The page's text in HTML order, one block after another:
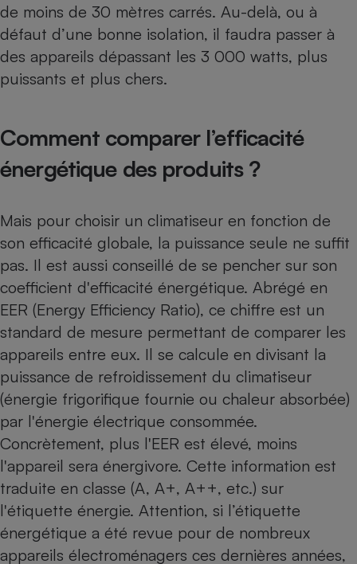
de moins de 30 mètres carrés. Au-delà, ou à
défaut d’une bonne isolation, il faudra passer à
des appareils dépassant les 3 000 watts, plus
puissants et plus chers.
Comment comparer l’efficacité
énergétique des produits ?
Mais pour choisir un climatiseur en fonction de
son efficacité globale, la puissance seule ne suffit
pas. Il est aussi conseillé de se pencher sur son
coefficient d'efficacité énergétique. Abrégé en
EER (Energy Efficiency Ratio), ce chiffre est un
standard de mesure permettant de comparer les
appareils entre eux. Il se calcule en divisant la
puissance de refroidissement du climatiseur
(énergie frigorifique fournie ou chaleur absorbée)
par l'énergie électrique consommée.
Concrètement, plus l'EER est élevé, moins
l'appareil sera énergivore. Cette information est
traduite en classe (A, A+, A++, etc.) sur
l'étiquette énergie. Attention, si l’étiquette
énergétique a été revue pour de nombreux
appareils électroménagers ces dernières années,